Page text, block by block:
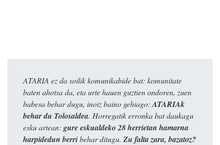
ATARIA ez da soilik komunikabide bat: komunitate
baten ahotsa da, eta urte hauen guztien ondoren, zuen
babesa behar dugu, inoiz baino gehiago: ATARIAk
behar du Tolosaldea. Horregatik erronka bat daukagu
esku artean: gure eskualdeko 28 herrietan hamarna
harpidedun berribehar ditugu. Zu falta zara, bazatoz?